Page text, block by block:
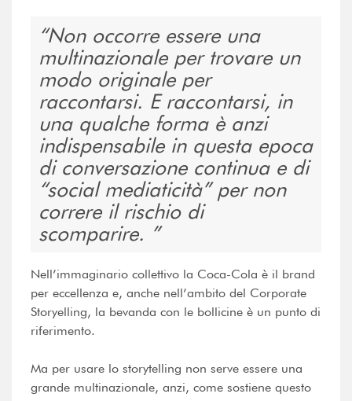
Non occorre essere una
multinazionale per trovare un
modo originale per
raccontarsi. E raccontarsi, in
una qualche forma è anzi
indispensabile in questa epoca
di conversazione continua e di
“social mediaticità” per non
correre il rischio di
scomparire.
Nell’immaginario collettivo la Coca-Cola è il brand
per eccellenza e, anche nell’ambito del Corporate
Storyelling, la bevanda con le bollicine è un punto di
riferimento.
Ma per usare lo storytelling non serve essere una
grande multinazionale, anzi, come sostiene questo